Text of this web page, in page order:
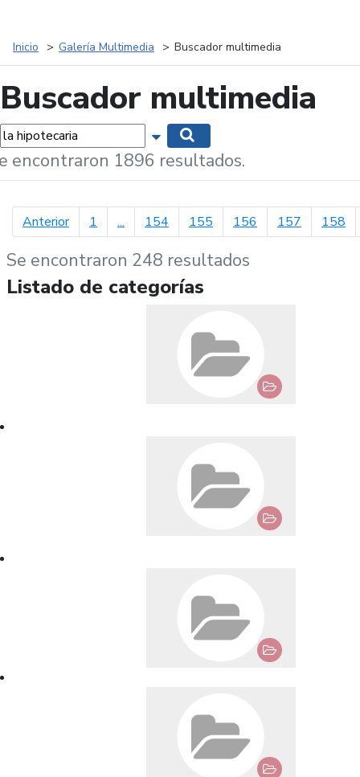
Inicio Galería Multimedia Buscador multimedia
Buscador multimedia
Mostrar opciones de búsqueda
encontraron 1896 resultados.
Anteriorpágina anterior
1 ... 154 155 156 157 158
Se encontraron 248 resultados
Listado de categorías